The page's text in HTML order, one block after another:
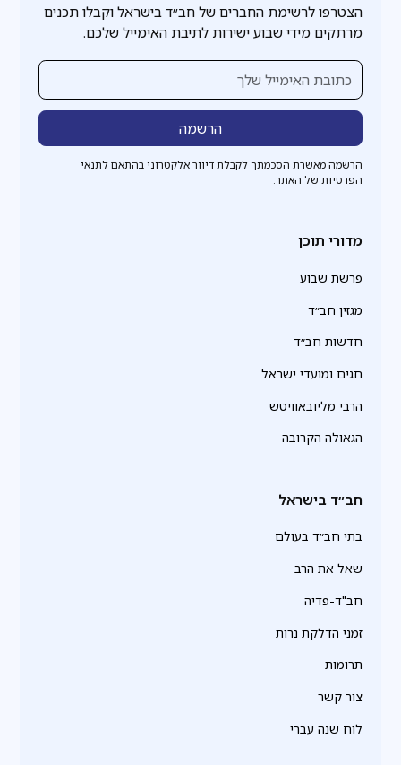
הצטרפו לרשימת החברים של חב״ד בישראל וקבלו תכנים
מרתקים מידי שבוע ישירות לתיבת האימייל שלכם.
הרשמה מאשרת הסכמתך לקבלת דיוור אלקטרוני בהתאם לתנאי
הפרטיות של האתר.
מדורי תוכן
פרשת שבוע
מגזין חב״ד
חדשות חב״ד
חגים ומועדי ישראל
הרבי מליובאוויטש
הגאולה הקרובה
חב״ד בישראל
בתי חב״ד בעולם
שאל את הרב
חב"ד-פדיה
זמני הדלקת נרות
תרומות
צור קשר
לוח שנה עברי